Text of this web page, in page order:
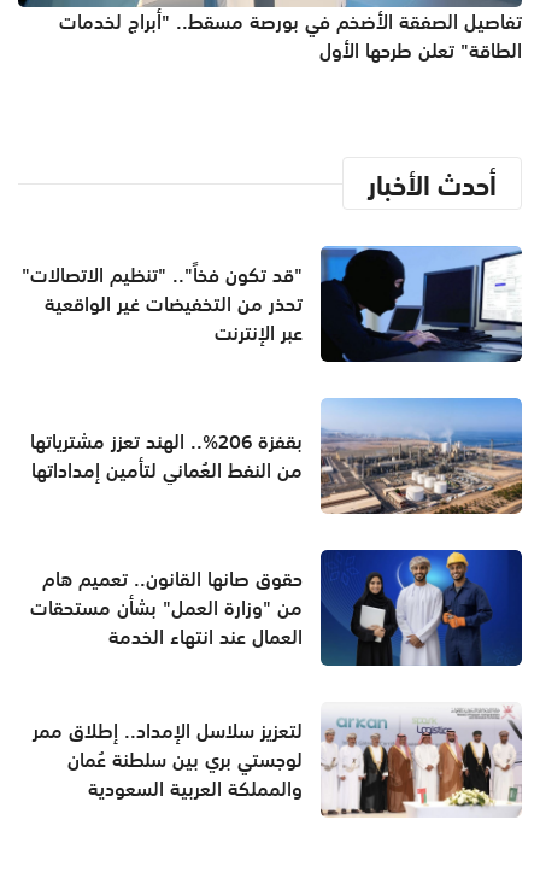
تفاصيل الصفقة الأضخم في بورصة مسقط.. "أبراج لخدمات
الطاقة" تعلن طرحها الأول
أحدث الأخبار
"قد تكون فخاً".. "تنظيم الاتصالات"
تحذر من التخفيضات غير الواقعية
عبر الإنترنت
بقفزة 206%.. الهند تعزز مشترياتها
من النفط العُماني لتأمين إمداداتها
حقوق صانها القانون.. تعميم هام
من "وزارة العمل" بشأن مستحقات
العمال عند انتهاء الخدمة
لتعزيز سلاسل الإمداد.. إطلاق ممر
لوجستي بري بين سلطنة عُمان
والمملكة العربية السعودية